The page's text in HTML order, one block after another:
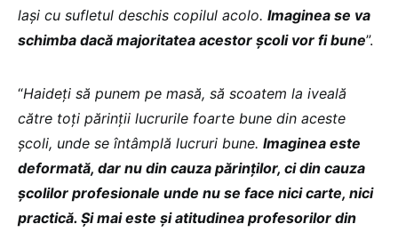
lași cu sufletul deschis copilul acolo. Imaginea se va
schimba dacă majoritatea acestor școli vor fi bune”.
“Haideți să punem pe masă, să scoatem la iveală
către toți părinții lucrurile foarte bune din aceste
școli, unde se întâmplă lucruri bune. Imaginea este
deformată, dar nu din cauza părinților, ci din cauza
școlilor profesionale unde nu se face nici carte, nici
practică. Și mai este și atitudinea profesorilor din